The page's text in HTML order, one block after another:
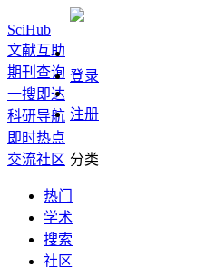
SciHub
文献互助
期刊查询
一搜即达
科研导航
即时热点
交流社区
登录
注册
分类
热门
学术
搜索
社区